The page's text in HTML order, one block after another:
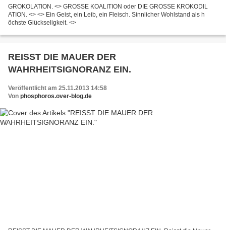
GROKOLATION. <> GROSSE KOALITION oder DIE GROSSE KROKODIL
ATION. <> <> Ein Geist, ein Leib, ein Fleisch. Sinnlicher Wohlstand als h
öchste Glückseligkeit. <>
REISST DIE MAUER DER
WAHRHEITSIGNORANZ EIN.
Veröffentlicht am 25.11.2013 14:58
Von phosphoros.over-blog.de